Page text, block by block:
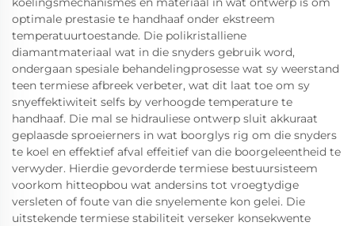
optimale prestasie te handhaaf onder ekstreem
temperatuurtoestande. Die polikristalliene
diamantmateriaal wat in die snyders gebruik word,
ondergaan spesiale behandelingprosesse wat sy weerstand
teen termiese afbreek verbeter, wat dit laat toe om sy
snyeffektiwiteit selfs by verhoogde temperature te
handhaaf. Die mal se hidrauliese ontwerp sluit akkuraat
geplaasde sproeierners in wat boorglys rig om die snyders
te koel en effektief afval effeitief van die boorgeleentheid te
verwyder. Hierdie gevorderde termiese bestuursisteem
voorkom hitteopbou wat andersins tot vroegtydige
versleten of foute van die snyelemente kon gelei. Die
uitstekende termiese stabiliteit verseker konsekwente